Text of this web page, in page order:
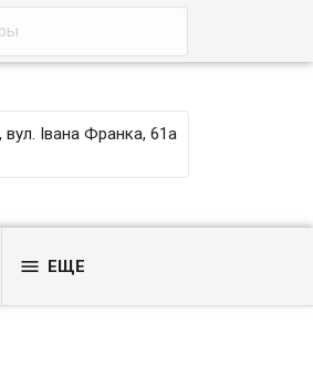
Івана Франка, 61а
 ЕЩЕ